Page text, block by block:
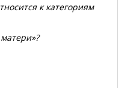
к категориям